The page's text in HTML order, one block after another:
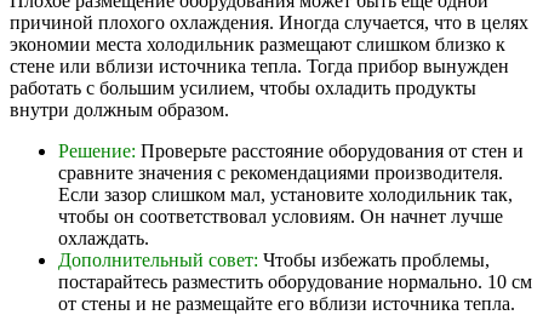
причиной плохого охлаждения. Иногда случается, что в целях
экономии места холодильник размещают слишком близко к
стене или вблизи источника тепла. Тогда прибор вынужден
работать с большим усилием, чтобы охладить продукты
внутри должным образом.
Решение: Проверьте расстояние оборудования от стен и
сравните значения с рекомендациями производителя.
Если зазор слишком мал, установите холодильник так,
чтобы он соответствовал условиям. Он начнет лучше
охлаждать.
Дополнительный совет: Чтобы избежать проблемы,
постарайтесь разместить оборудование нормально. 10 см
от стены и не размещайте его вблизи источника тепла.